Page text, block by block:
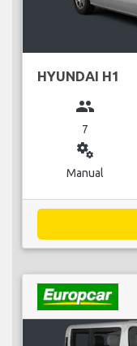
HYUNDAI H1
group
7
miscellaneous_services
Manual